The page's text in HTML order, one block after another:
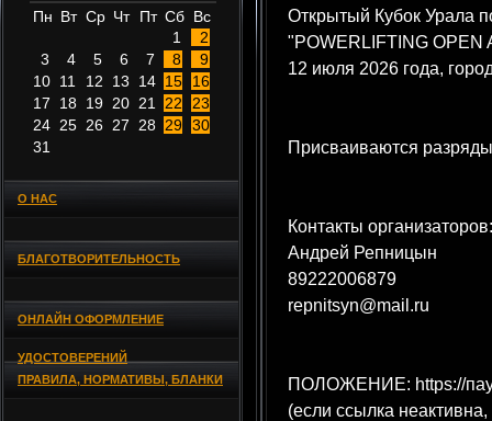
Пн Вт Ср Чт Пт Сб Вс
1
2
3
4 5 6 7 8
9
10 11 12 13 14 15
16
17
18 19 20 21 22
23
24 25 26 27 28 29 30
31
О НАС
БЛАГОТВОРИТЕЛЬНОСТЬ
ОНЛАЙН ОФОРМЛЕНИЕ
УДОСТОВЕРЕНИЙ
ПРАВИЛА, НОРМАТИВЫ, БЛАНКИ
Открытый Кубок Урала
"POWERLIFTING OPEN
12 июля 2026 года,
Присваиваются
Контакты организаторов:
Андрей Репницын
89222006879
repnitsyn@mail.ru
ПОЛОЖЕНИЕ: https://
(если ссылка